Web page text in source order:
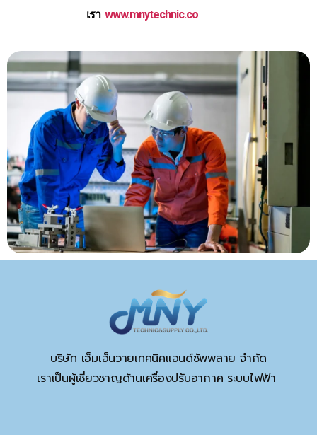
เราwww.mnytechnic.co
บริษัท เอ็มเอ็นวายเทคนิคแอนด์ซัพพลาย จำกัด
เราเป็นผู้เชี่ยวชาญด้านเครื่องปรับอากาศ ระบบไฟฟ้า